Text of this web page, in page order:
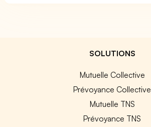
SOLUTIONS
Mutuelle Collective
Prévoyance Collective
Mutuelle TNS
Prévoyance TNS